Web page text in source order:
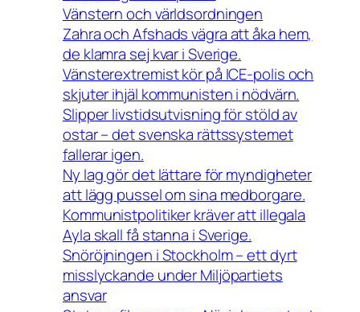
Vänstern och världsordningen
Zahra och Afshads vägra att åka hem,
de klamra sej kvar i Sverige.
Vänsterextremist kör på ICE-polis och
skjuter ihjäl kommunisten i nödvärn.
Slipper livstidsutvisning för stöld av
ostar – det svenska rättssystemet
fallerar igen.
Ny lag gör det lättare för myndigheter
att lägg pussel om sina medborgare.
Kommunistpolitiker kräver att illegala
Ayla skall få stanna i Sverige.
Snöröjningen i Stockholm – ett dyrt
misslyckande under Miljöpartiets
ansvar